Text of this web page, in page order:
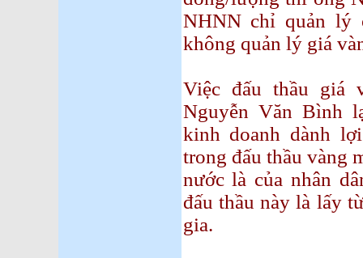
NHNN chỉ quản lý
không quản lý giá
Việc đấu thầu giá
Nguyễn Văn Bình
kinh doanh dành
trong đấu thầu vàng
nước là của nhân
đấu thầu này là lấy
gia.